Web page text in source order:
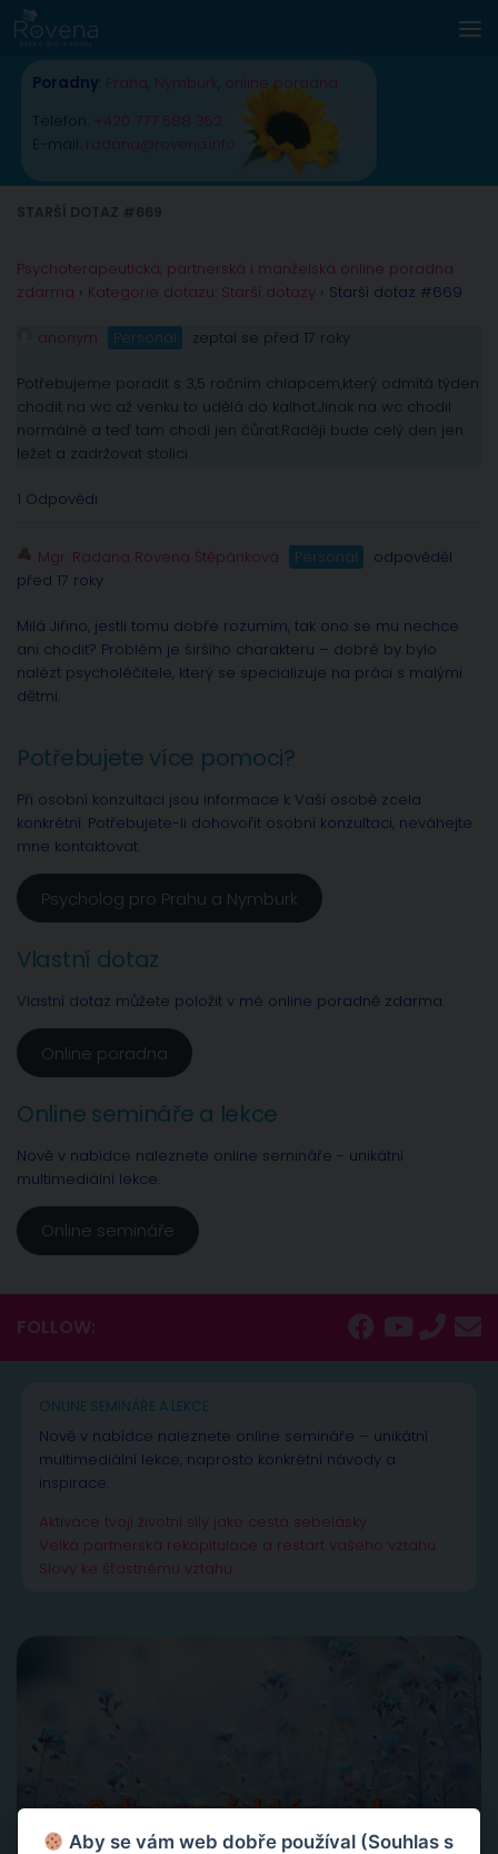
Skip to content
Poradny Praha Nymburk online poradna
Telefon: +420 777 588 352
E-mail: radana@rovena.info
Psychoterapeutická, partnerská i manželská online poradna
zdarma › Kategorie dotazu: Starší dotazy › Starší dotaz #669
anonym Personál zeptal se před 17 roky
Potřebujeme poradit s 3,5 ročním chlapcem,který odmítá týden
chodit na wc až venku to udělá do kalhot.Jinak na wc chodil
normálně a teď tam chodí jen čůrat.Raději bude celý den jen
ležet a zadržovat stolici.
1 Odpovědi
Mgr. Radana Rovena Štěpánková Personál
odpověděl
před 17 roky
Milá Jiřino, jestli tomu dobře rozumím, tak ono se mu nechce
ani chodit? Problém je širšího charakteru – dobré by bylo
nalézt psycholéčitele, který se specializuje na práci s malými
dětmi.
Potřebujete více pomoci?
Při osobní konzultaci jsou informace k Vaší osobě zcela
konkrétní. Potřebujete-li dohovořit osobní konzultaci, neváhejte
mne kontaktovat.
Psycholog pro Prahu a Nymburk
Vlastní dotaz
Vlastní dotaz můžete položit v mé online poradně zdarma.
Online poradna
Online semináře a lekce
Nově v nabídce naleznete online semináře - unikátní
multimediální lekce.
Online semináře
FOLLOW:
ONLINE SEMINÁŘE A LEKCE
Nově v nabídce naleznete online semináře – unikátní
multimediální lekce, naprosto konkrétní návody a
inspirace.
Aktivace tvojí životní síly jako cesta sebelásky
Velká partnerská rekapitulace a restart vašeho vztahu
Slovy ke šťastnému vztahu
Aby se vám web dobře používal (Souhlas s